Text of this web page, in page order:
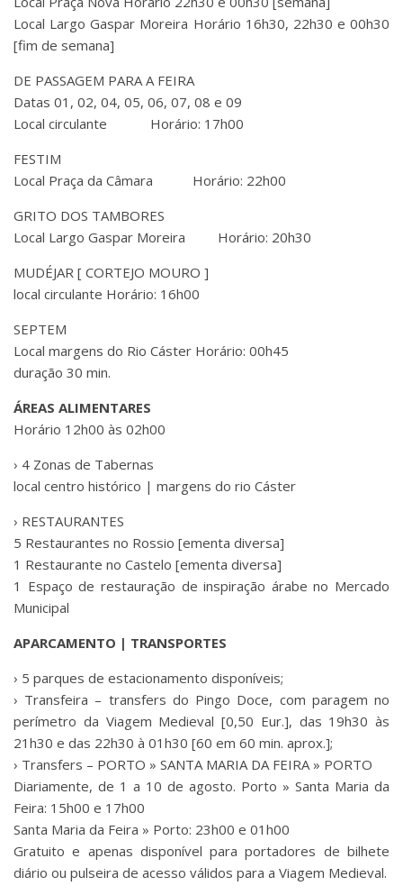
Local Largo Gaspar Moreira Horário 16h30, 22h30 e 00h30
[fim de semana]
DE PASSAGEM PARA A FEIRA
Datas 01, 02, 04, 05, 06, 07, 08 e 09
Local circulante Horário: 17h00
FESTIM
Local Praça da Câmara Horário: 22h00
GRITO DOS TAMBORES
Local Largo Gaspar Moreira Horário: 20h30
MUDÉJAR [ CORTEJO MOURO ]
local circulante Horário: 16h00
SEPTEM
Local margens do Rio Cáster Horário: 00h45
duração 30 min.
ÁREAS ALIMENTARES
Horário 12h00 às 02h00
› 4 Zonas de Tabernas
local centro histórico | margens do rio Cáster
› RESTAURANTES
5 Restaurantes no Rossio [ementa diversa]
1 Restaurante no Castelo [ementa diversa]
1 Espaço de restauração de inspiração árabe no Mercado
Municipal
APARCAMENTO | TRANSPORTES
› 5 parques de estacionamento disponíveis;
› Transfeira – transfers do Pingo Doce, com paragem no
perímetro da Viagem Medieval [0,50 Eur.], das 19h30 às
21h30 e das 22h30 à 01h30 [60 em 60 min. aprox.];
› Transfers – PORTO » SANTA MARIA DA FEIRA » PORTO
Diariamente, de 1 a 10 de agosto. Porto » Santa Maria da
Feira: 15h00 e 17h00
Santa Maria da Feira » Porto: 23h00 e 01h00
Gratuito e apenas disponível para portadores de bilhete
diário ou pulseira de acesso válidos para a Viagem Medieval.